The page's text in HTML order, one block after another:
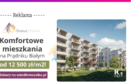
----- Reklama -----